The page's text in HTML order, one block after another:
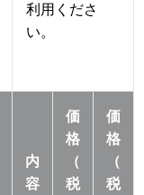
利用くださ
い。
内
容
価
格
（
税
価
格
（
税